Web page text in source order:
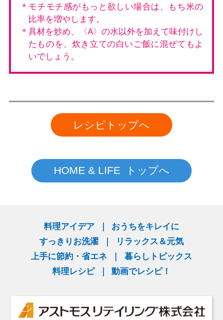
＊モチモチ感がもっと欲しい場合は、もち米の
比率を増やします。
＊具材を炒め、〈A〉の水以外を加えて味付けし
たものを、炊き立ての白いご飯に混ぜてもよ
いでしょう。
レシピトップへ
HOME & LIFE トップへ
料理アイデア
おうちをキレイに
すっきりお洗濯
リラックス＆元気
上手に節約・省エネ
暮らしトピックス
料理レシピ
動画でレシピ！